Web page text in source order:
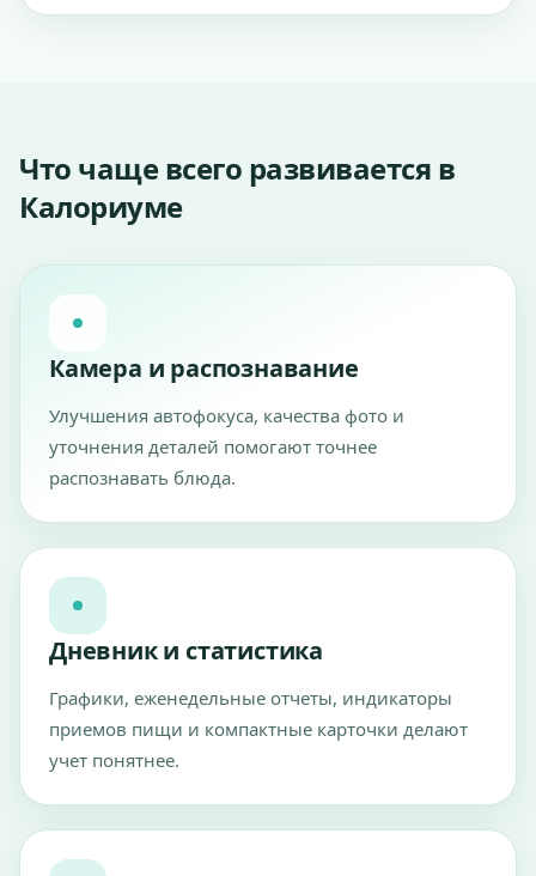
Что чаще всего развивается в
Калориуме
Камера и распознавание
Улучшения автофокуса, качества фото и
уточнения деталей помогают точнее
распознавать блюда.
Дневник и статистика
Графики, еженедельные отчеты, индикаторы
приемов пищи и компактные карточки делают
учет понятнее.